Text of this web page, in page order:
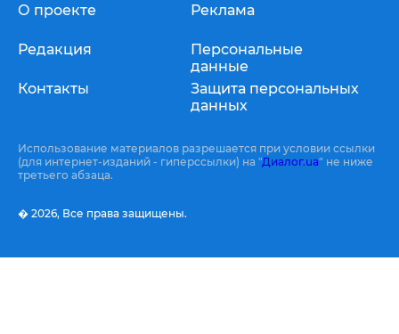
О проекте
Редакция
Контакты
Реклама
Персональные
данные
Защита персональных
данных
Использование материалов разрешается при условии ссылки
(для интернет-изданий - гиперссылки) на "Диалог.ua" не ниже
третьего абзаца.
� 2026, Все права защищены.